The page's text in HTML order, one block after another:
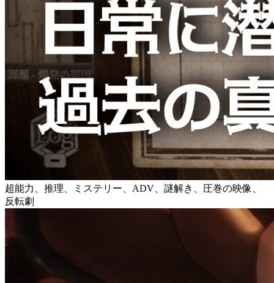
超能力、推理、ミステリー、ADV、謎解き、圧巻の映像、
反転劇